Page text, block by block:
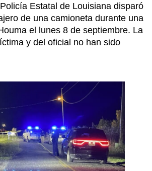
Estatal de Louisiana disparó
de una camioneta durante una
el lunes 8 de septiembre. La
y del oficial no han sido